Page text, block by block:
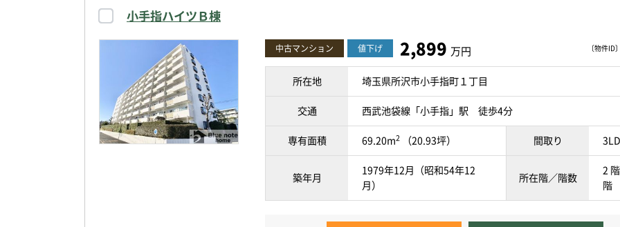
小手指ハイツＢ棟
〔物件
中古マンション 値下げ 2,899 万円
所在地 埼玉県所沢市小手指町１丁目
交通 西武池袋線「小手指」駅 徒歩4分
専有面積 69.20m2 （20.93坪） 間取り
築年月
1979年12月（昭和54年12
月）
所在階／階数
2
階